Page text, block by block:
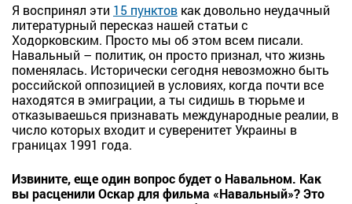
Я воспринял эти 15 пунктов как довольно неудачный
литературный пересказ нашей статьи с
Ходорковским. Просто мы об этом всем писали.
Навальный – политик, он просто признал, что жизнь
поменялась. Исторически сегодня невозможно быть
российской оппозицией в условиях, когда почти все
находятся в эмиграции, а ты сидишь в тюрьме и
отказываешься признавать международные реалии, в
число которых входит и суверенитет Украины в
границах 1991 года.
Извините, еще один вопрос будет о Навальном. Как
вы расценили Оскар для фильма «Навальный»? Это